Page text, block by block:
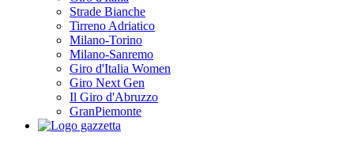
Strade Bianche
Tirreno Adriatico
Milano-Torino
Milano-Sanremo
Giro d'Italia Women
Giro Next Gen
Il Giro d'Abruzzo
GranPiemonte